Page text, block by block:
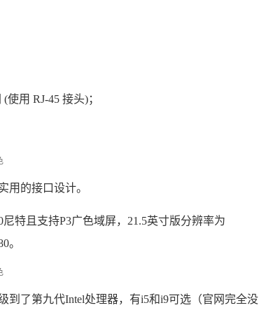
使用 RJ-45 接头)；
用的接口设计。
特且支持P3广色域屏，21.5英寸版分辨率为
。
到了第九代Intel处理器，有i5和i9可选（官网完全没